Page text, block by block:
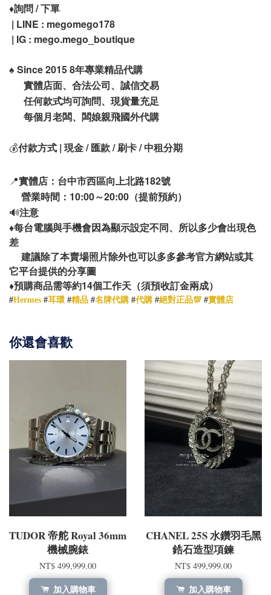
♦️詢問 / 下單
| LINE : megomego178
| IG : mego.mego_boutique
♠️ Since 2015 8年專業精品代購
實體店面、合法公司、誠信交易
任何款式均可詢問、現貨量充足
每個月老闆、闆娘親飛國外代購
💰付款方式 | 現金 / 匯款 / 刷卡 / 中租分期
📍實體店：台中市西區向上北路182號
營業時間：10:00～20:00（提前預約）
🔊注意
♦️每台電腦與手機會因為顯示設定不同、所以多少會出現色
差
建議除了本賣場照片除外也可以多多參考官方網站或其
它平台提供的分享圖
♦️預購商品需等約14個工作天（須預收訂金兩成）
#Hermes #耳環 #精品 #名牌代購 #代購 #絕對正品💯 #實體店
你還會喜歡
TUDOR 帝舵 Royal 36mm
機械腕錶
NT$ 499,999.00
加入購物車
CHANEL 25S 水鑽羽毛黑
鋯石造型項鍊
NT$ 499,999.00
加入購物車